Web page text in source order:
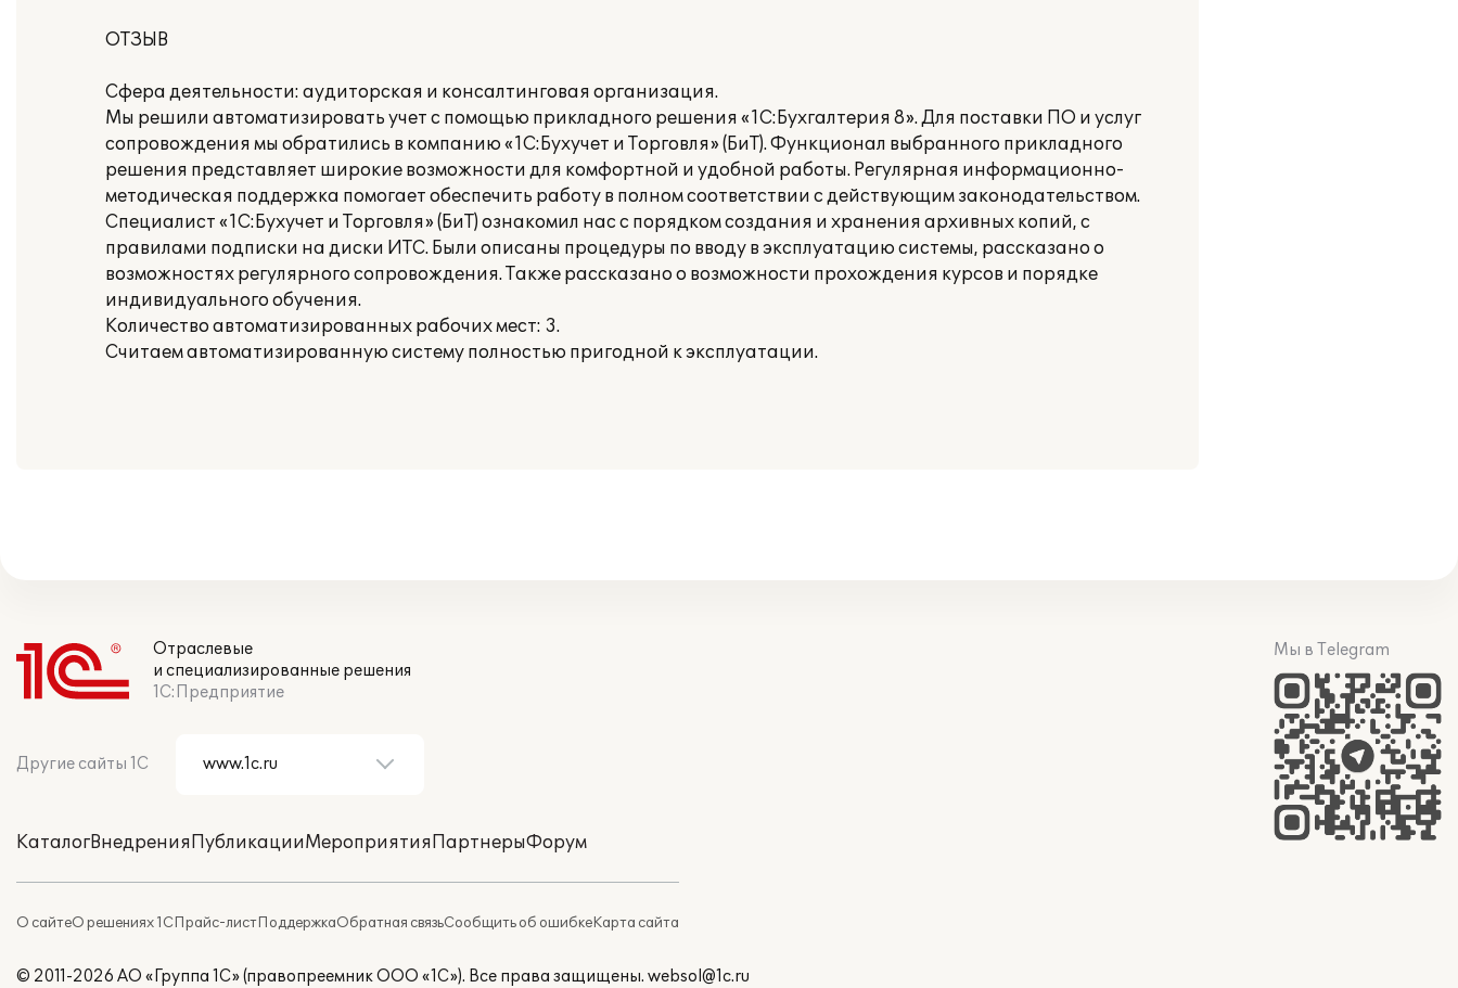
ОТЗЫВ
Сфера деятельности: аудиторская и консалтинговая организация.
Мы решили автоматизировать учет с помощью прикладного решения «1С:Бухгалтерия 8». Для поставки ПО и услуг
сопровождения мы обратились в компанию «1С:Бухучет и Торговля» (БиТ). Функционал выбранного прикладного
решения представляет широкие возможности для комфортной и удобной работы. Регулярная информационно-
методическая поддержка помогает обеспечить работу в полном соответствии с действующим законодательством.
Специалист «1С:Бухучет и Торговля» (БиТ) ознакомил нас с порядком создания и хранения архивных копий, с
правилами подписки на диски ИТС. Были описаны процедуры по вводу в эксплуатацию системы, рассказано о
возможностях регулярного сопровождения. Также рассказано о возможности прохождения курсов и порядке
индивидуального обучения.
Количество автоматизированных рабочих мест: 3.
Считаем автоматизированную систему полностью пригодной к эксплуатации.
Отраслевые
и специализированные решения
1С:Предприятие
Другие сайты 1С
КаталогВнедренияПубликацииМероприятияПартнерыФорум
О сайтеО решениях 1СПрайс-листПоддержкаОбратная связьСообщить об ошибкеКарта сайта
Мы в Telegram
© 2011-2026 АО «Группа 1С» (правопреемник ООО «1С»). Все права защищены. websol@1c.ru